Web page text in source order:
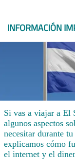
INFORMACIÓN
Si vas a viajar a El
algunos aspectos
necesitar durante
explicamos cómo
el internet y el